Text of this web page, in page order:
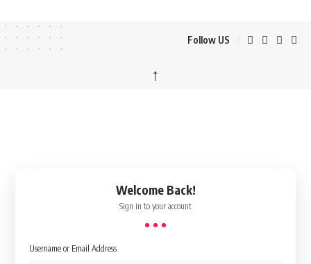
Follow US
↑
Welcome Back!
Sign in to your account
Username or Email Address